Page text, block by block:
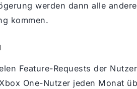
werden dann alle
kommen.
Feature-Requests der
One-Nutzer jeden Monat